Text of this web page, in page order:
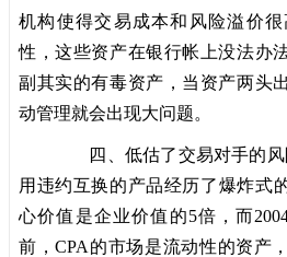
机构使得交易成本和风险溢价
性，这些资产在银行帐上没法办
副其实的有毒资产，当资产两头
动管理就会出现大问题。
四、低估了交易对手的风
用违约互换的产品经历了爆炸式
心价值是企业价值的5倍，而
前，CPA的市场是流动性的资产